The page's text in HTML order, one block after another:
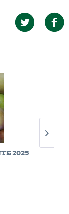
2025